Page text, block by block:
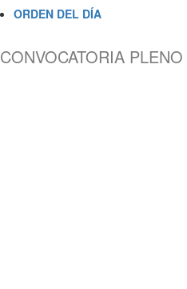
ORDEN DEL DÍA
CONVOCATORIA